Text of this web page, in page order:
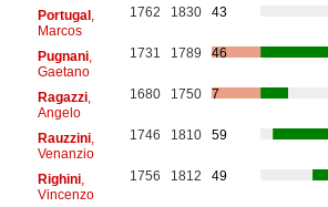
Portugal,
Marcos
1762 1830 43
Pugnani,
Gaetano
1731 1789 46
Ragazzi,
Angelo
1680 1750 7
Rauzzini,
Venanzio
1746 1810 59
Righini,
Vincenzo
1756 1812 49